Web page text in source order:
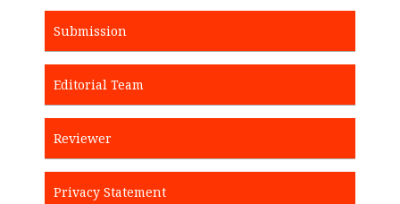
Submission
Editorial Team
Reviewer
Privacy Statement